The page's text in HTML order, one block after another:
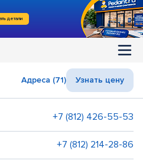
детали
Адреса (71) Узнать цену
+7 (812) 426-55-53
+7 (812) 214-28-86